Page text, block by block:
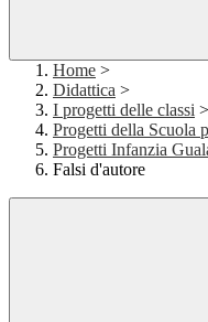
Home >
Didattica >
I progetti delle classi >
Progetti della Scuola
Progetti Infanzia
Falsi d'autore